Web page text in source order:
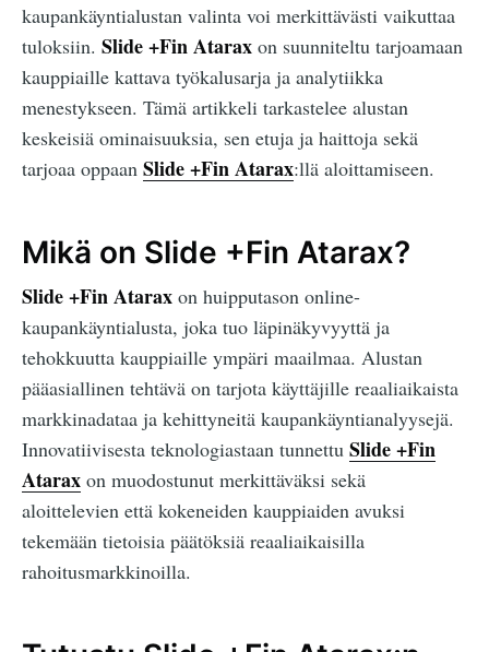
kaupankäyntialustan valinta voi merkittävästi vaikuttaa
tuloksiin. Slide +Fin Atarax on suunniteltu tarjoamaan
kauppiaille kattava työkalusarja ja analytiikka
menestykseen. Tämä artikkeli tarkastelee alustan
keskeisiä ominaisuuksia, sen etuja ja haittoja sekä
tarjoaa oppaan Slide +Fin Atarax:llä aloittamiseen.
Mikä on Slide +Fin Atarax?
Slide +Fin Atarax on huipputason online-
kaupankäyntialusta, joka tuo läpinäkyvyyttä ja
tehokkuutta kauppiaille ympäri maailmaa. Alustan
pääasiallinen tehtävä on tarjota käyttäjille reaaliaikaista
markkinadataa ja kehittyneitä kaupankäyntianalyysejä.
Innovatiivisesta teknologiastaan tunnettu Slide +Fin
Atarax on muodostunut merkittäväksi sekä
aloittelevien että kokeneiden kauppiaiden avuksi
tekemään tietoisia päätöksiä reaaliaikaisilla
rahoitusmarkkinoilla.